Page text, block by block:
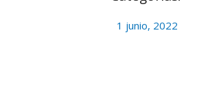
1 junio, 2022